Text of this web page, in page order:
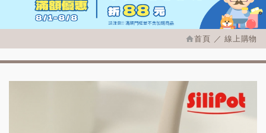
首頁 線上購物
訂單查詢
匯款通知